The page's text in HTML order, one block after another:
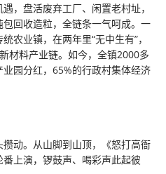
，盘活废弃工厂、闲置老村址，
回收造粒，全链条一气呵成。一
农业镇，在两年里“无中生有”，
材料产业链。如今，全镇2000多
园分红，65%的行政村集体经济
动。从山脚到山顶，《怒打高衙
上演，锣鼓声、喝彩声此起彼